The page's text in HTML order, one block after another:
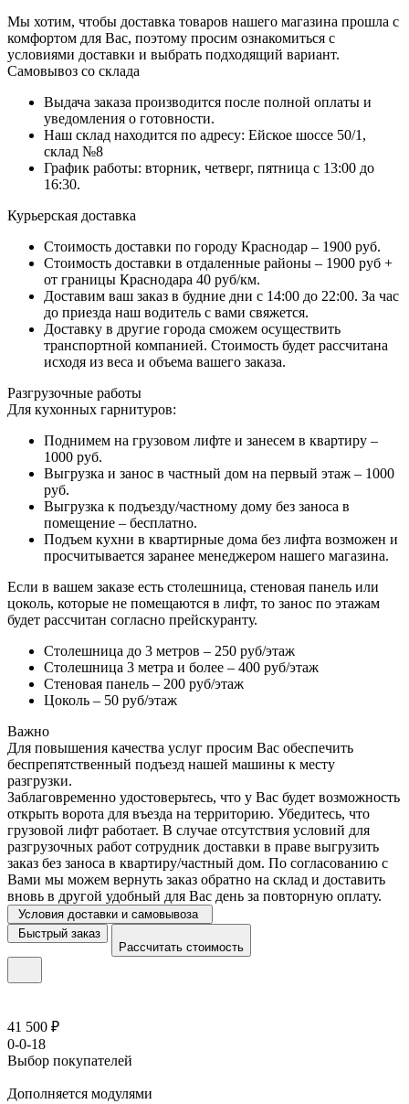
Мы хотим, чтобы доставка товаров нашего магазина прошла с
комфортом для Вас, поэтому просим ознакомиться с
условиями доставки и выбрать подходящий вариант.
Самовывоз со склада
Выдача заказа производится после полной оплаты и
уведомления о готовности.
Наш склад находится по адресу: Ейское шоссе 50/1,
склад №8
График работы: вторник, четверг, пятница с 13:00 до
16:30.
Курьерская доставка
Стоимость доставки по городу Краснодар – 1900 руб.
Стоимость доставки в отдаленные районы – 1900 руб +
от границы Краснодара 40 руб/км.
Доставим ваш заказ в будние дни с 14:00 до 22:00. За час
до приезда наш водитель с вами свяжется.
Доставку в другие города сможем осуществить
транспортной компанией. Стоимость будет рассчитана
исходя из веса и объема вашего заказа.
Разгрузочные работы
Для кухонных гарнитуров:
Поднимем на грузовом лифте и занесем в квартиру –
1000 руб.
Выгрузка и занос в частный дом на первый этаж – 1000
руб.
Выгрузка к подъезду/частному дому без заноса в
помещение – бесплатно.
Подъем кухни в квартирные дома без лифта возможен и
просчитывается заранее менеджером нашего магазина.
Если в вашем заказе есть столешница, стеновая панель или
цоколь, которые не помещаются в лифт, то занос по этажам
будет рассчитан согласно прейскуранту.
Столешница до 3 метров – 250 руб/этаж
Столешница 3 метра и более – 400 руб/этаж
Стеновая панель – 200 руб/этаж
Цоколь – 50 руб/этаж
Важно
Для повышения качества услуг просим Вас обеспечить
беспрепятственный подъезд нашей машины к месту
разгрузки.
Заблаговременно удостоверьтесь, что у Вас будет возможность
открыть ворота для въезда на территорию. Убедитесь, что
грузовой лифт работает. В случае отсутствия условий для
разгрузочных работ сотрудник доставки в праве выгрузить
заказ без заноса в квартиру/частный дом. По согласованию с
Вами мы можем вернуть заказ обратно на склад и доставить
вновь в другой удобный для Вас день за повторную оплату.
Условия доставки и самовывоза
Быстрый заказ
Рассчитать стоимость
41 500 ₽
0-0-18
Выбор покупателей
Дополняется модулями